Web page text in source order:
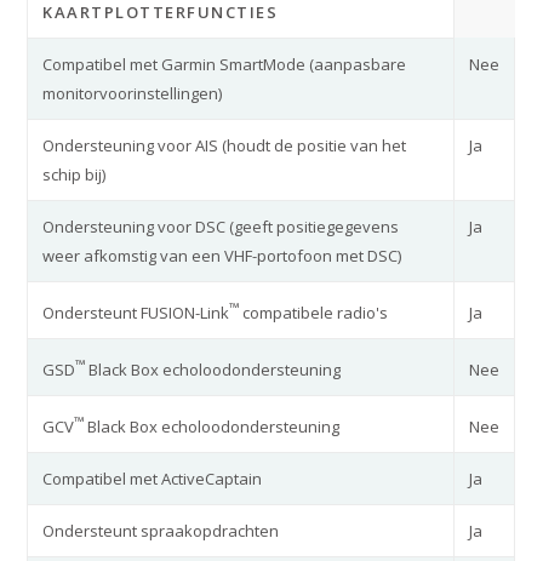
KAARTPLOTTERFUNCTIES
Compatibel met Garmin SmartMode (aanpasbare
monitorvoorinstellingen)
Nee
Ondersteuning voor AIS (houdt de positie van het
schip bij)
Ja
Ondersteuning voor DSC (geeft positiegegevens
weer afkomstig van een VHF-portofoon met DSC)
Ja
Ondersteunt FUSION-Link™ compatibele radio's Ja
GSD™ Black Box echoloodondersteuning Nee
GCV™ Black Box echoloodondersteuning Nee
Compatibel met ActiveCaptain Ja
Ondersteunt spraakopdrachten Ja